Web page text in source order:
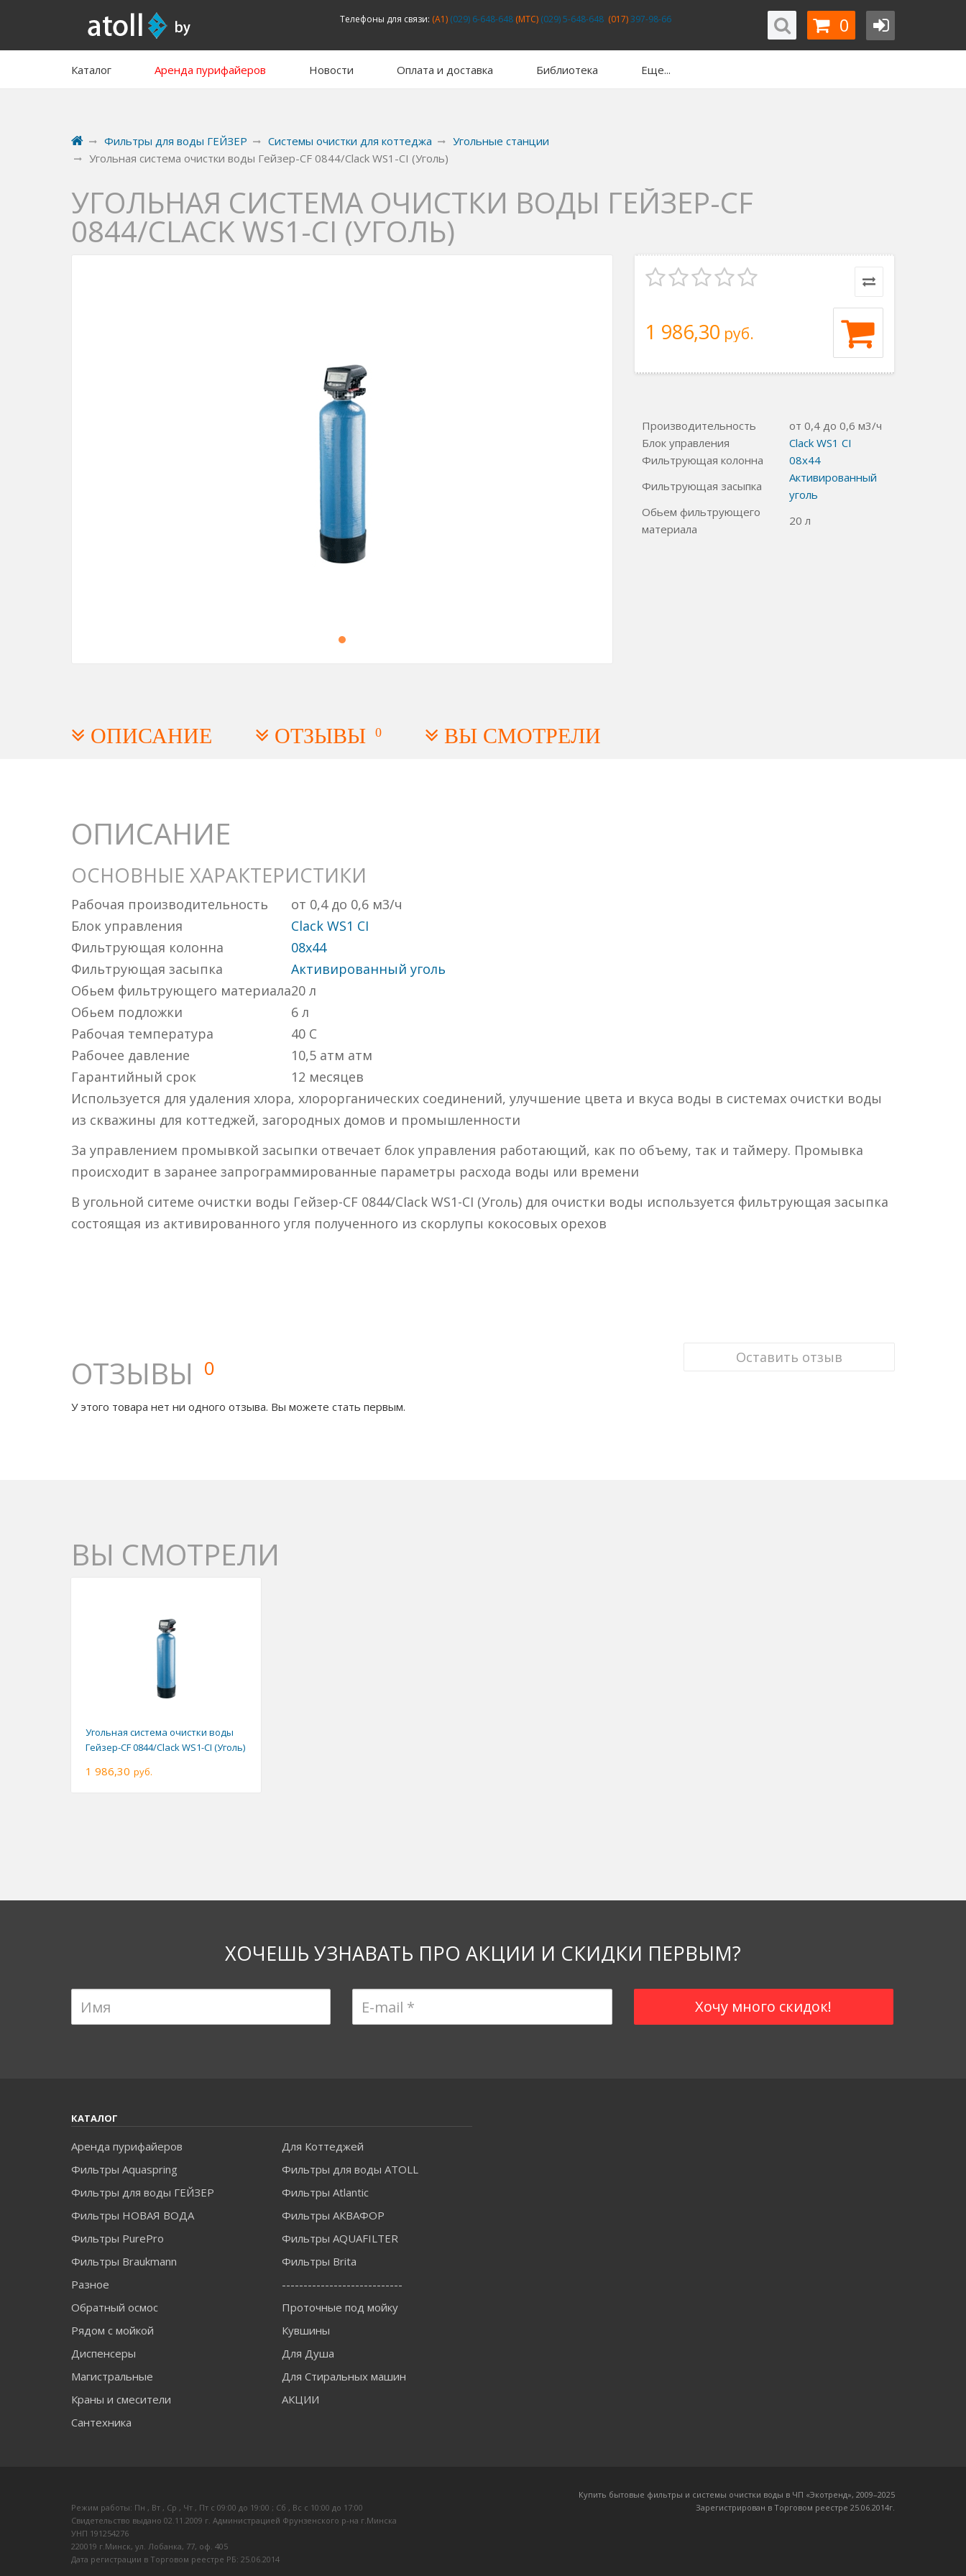
Телефоны для связи: (A1)(029) 6-648-648(MTC)(029) 5-648-648 (017)397-98-66 0
Каталог Аренда пурифайеров Новости Оплата и доставка Библиотека Еще...
Фильтры для воды ГЕЙЗЕР Системы очистки для коттеджа
Угольные станции
Угольная система очистки воды Гейзер-CF 0844/Clack WS1-CI (Уголь)
УГОЛЬНАЯ СИСТЕМА ОЧИСТКИ ВОДЫ ГЕЙЗЕР-CF
0844/CLACK WS1-CI (УГОЛЬ)
1 986,30 руб.
Производительность
от 0,4 до 0,6 м3/ч
Блок управления
Clack WS1 CI
Фильтрующая колонна
08x44
Фильтрующая засыпка
Активированный
уголь
Обьем фильтрующего
материала
20 л
ОПИСАНИЕ ОТЗЫВЫ 0 ВЫ СМОТРЕЛИ
ОПИСАНИЕ
ОСНОВНЫЕ ХАРАКТЕРИСТИКИ
Рабочая производительность
от 0,4 до 0,6 м3/ч
Блок управления
Clack WS1 CI
Фильтрующая колонна
08x44
Фильтрующая засыпка
Активированный уголь
Обьем фильтрующего материала20 л
Обьем подложки
6 л
Рабочая температура
40 С
Рабочее давление
10,5 атм атм
Гарантийный срок
12 месяцев
Используется для удаления хлора, хлорорганических соединений, улучшение цвета и вкуса воды в системах очистки воды
из скважины для коттеджей, загородных домов и промышленности
За управлением промывкой засыпки отвечает блок управления работающий, как по объему, так и таймеру. Промывка
происходит в заранее запрограммированные параметры расхода воды или времени
В угольной ситеме очистки воды Гейзер-CF 0844/Clack WS1-CI (Уголь) для очистки воды используется фильтрующая засыпка
состоящая из активированного угля полученного из скорлупы кокосовых орехов
ОТЗЫВЫ 0 Оставить отзыв
У этого товара нет ни одного отзыва. Вы можете стать первым.
ВЫ СМОТРЕЛИ
Угольная система очистки воды
Гейзер-CF 0844/Clack WS1-CI (Уголь)
1 986,30 руб.
ХОЧЕШЬ УЗНАВАТЬ ПРО АКЦИИ И СКИДКИ ПЕРВЫМ?
КАТАЛОГ
Аренда пурифайеров
Для Коттеджей
Фильтры Aquaspring
Фильтры для воды ATOLL
Фильтры для воды ГЕЙЗЕР
Фильтры Atlantic
Фильтры НОВАЯ ВОДА
Фильтры АКВАФОР
Фильтры PurePro
Фильтры AQUAFILTER
Фильтры Braukmann
Фильтры Brita
Разное
----------------------------
Обратный осмос
Проточные под мойку
Рядом с мойкой
Кувшины
Диспенсеры
Для Душа
Магистральные
Для Стиральных машин
Краны и смесители
АКЦИИ
Сантехника
Режим работы: Пн , Вт , Ср , Чт , Пт c 09:00 до 19:00 ; Сб , Вс c 10:00 до 17:00
Свидетельство выдано 02.11.2009 г. Администрацией Фрунзенского р-на г.Минска
УНП 191254276
220019 г.Минск, ул. Лобанка, 77, оф. 405
Дата регистрации в Торговом реестре РБ: 25.06.2014
Купить бытовые фильтры и системы очистки воды в ЧП «Экотренд», 2009–2025
Зарегистрирован в Торговом реестре 25.06.2014г.